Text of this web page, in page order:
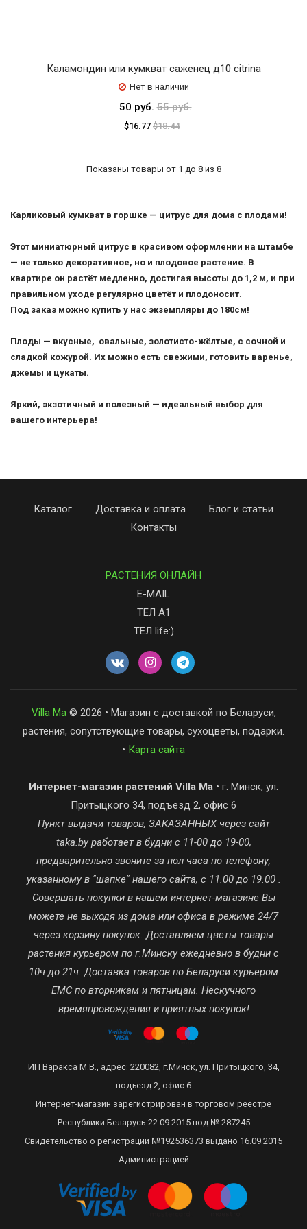
Каламондин или кумкват саженец д10 citrina
Нет в наличии
50 руб.55 руб.
$16.77 $18.44
Показаны товары от 1 до 8 из 8
Карликовый кумкват в горшке — цитрус для дома с плодами!
Этот миниатюрный цитрус в красивом оформлении на штамбе
— не только декоративное, но и плодовое растение. В
квартире он растёт медленно, достигая высоты до 1,2 м, и при
правильном уходе регулярно цветёт и плодоносит.
Под заказ можно купить у нас экземпляры до 180см!
Плоды — вкусные, овальные, золотисто-жёлтые, с сочной и
сладкой кожурой. Их можно есть свежими, готовить варенье,
джемы и цукаты.
Яркий, экзотичный и полезный — идеальный выбор для
вашего интерьера!
Каталог Доставка и оплата
Блог и статьи
Контакты
РАСТЕНИЯ ОНЛАЙН
E-MAIL
ТЕЛ А1
ТЕЛ life:)
Villa Ma© 2026 • Магазин с доставкой по Беларуси,
растения, сопутствующие товары, сухоцветы, подарки.
• Карта сайта
Интернет-магазин растений Villa Ma • г. Минск, ул.
Притыцкого 34, подъезд 2, офис 6
Пункт выдачи товаров, ЗАКАЗАННЫХ через сайт
taka.by работает в будни с 11-00 до 19-00,
предварительно звоните за пол часа по телефону,
указанному в "шапке" нашего сайта, с 11.00 до 19.00 .
Совершать покупки в нашем интернет-магазине Вы
можете не выходя из дома или офиса в режиме 24/7
через корзину покупок. Доставляем цветы товары
растения курьером по г.Минску ежедневно в будни с
10ч до 21ч. Доставка товаров по Беларуси курьером
ЕМС по вторникам и пятницам. Нескучного
времяпровождения и приятных покупок!
ИП Варакса М.В., адрес: 220082, г.Минск, ул. Притыцкого, 34,
подъезд 2, офис 6
Интернет-магазин зарегистрирован в торговом реестре
Республики Беларусь 22.09.2015 под № 287245
Свидетельство о регистрации №192536373 выдано 16.09.2015
Администрацией